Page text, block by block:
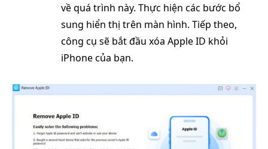
về quá trình này. Thực hiện các bước bổ
sung hiển thị trên màn hình. Tiếp theo,
công cụ sẽ bắt đầu xóa Apple ID khỏi
iPhone của bạn.